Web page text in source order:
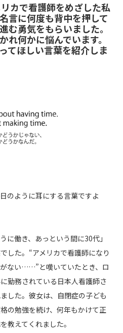
カで看護師をめざした私
言に何度も背中を押して
む勇気をもらいました。
れ何かに悩んでいます。
てほしい言葉を紹介しま
のように耳にする言葉ですよ
に働き、あっという間に30代」
した。“アメリカで看護師になり
ない……”と嘆いていたとき、ロ
勤務されている日本人看護師さ
した。彼女は、自閉症の子ども
の勉強を続け、何年もかけて正
教えてくれました。